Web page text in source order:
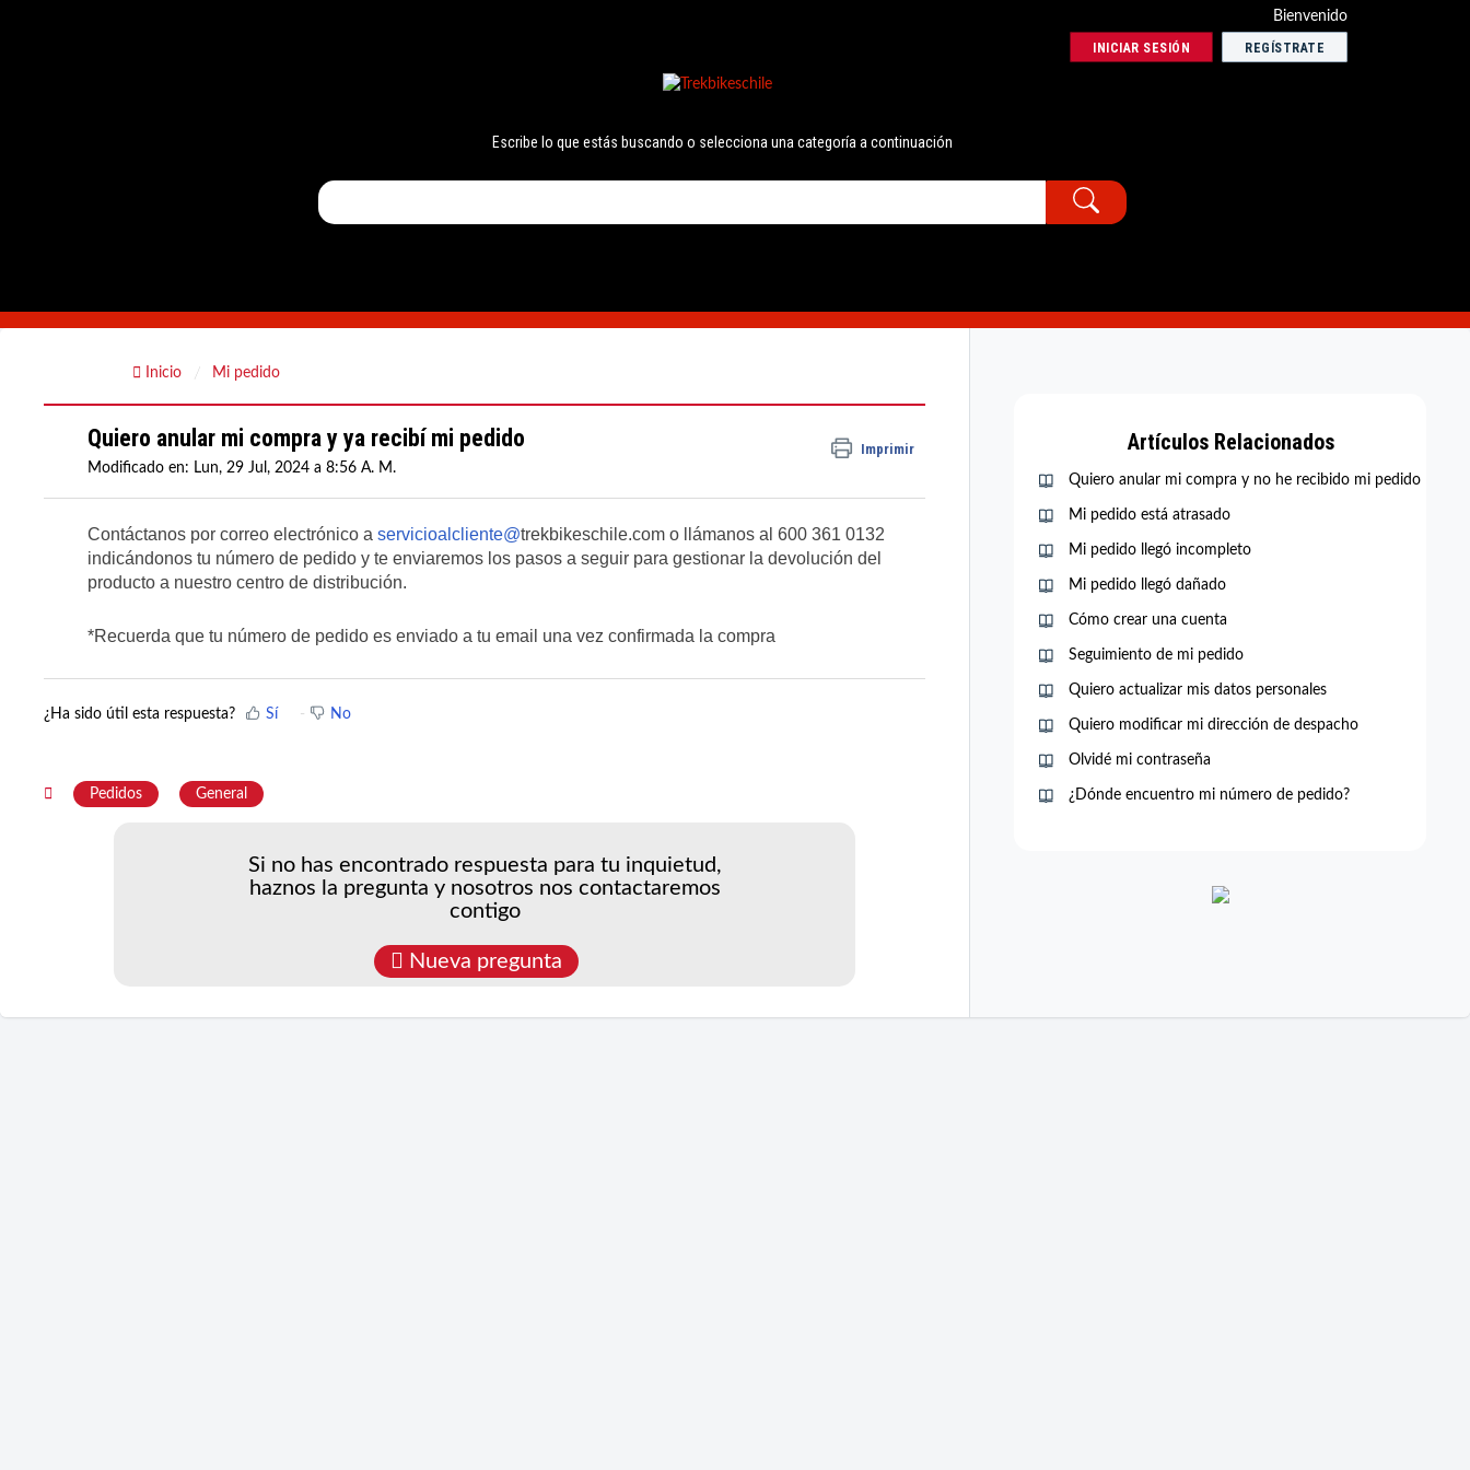
Bienvenido
INICIAR SESIÓN REGÍSTRATE
Escribe lo que estás buscando o selecciona una categoría a continuación
Inicio Mi pedido
Quiero anular mi compra y ya recibí mi pedido Imprimir
Modificado en: Lun, 29 Jul, 2024 a 8:56 A. M.
Contáctanos por correo electrónico aservicioalcliente@trekbikeschile.com o llámanos al 600 361 0132
indicándonos tu número de pedido y te enviaremos los pasos a seguir para gestionar la devolución del
producto a nuestro centro de distribución.
*Recuerda que tu número de pedido es enviado a tu email una vez confirmada la compra
¿Ha sido útil esta respuesta? Sí No
Pedidos General
Si no has encontrado respuesta para tu inquietud,
haznos la pregunta y nosotros nos contactaremos
contigo
Nueva pregunta
Artículos Relacionados
Quiero anular mi compra y no he recibido mi pedido
Mi pedido está atrasado
Mi pedido llegó incompleto
Mi pedido llegó dañado
Cómo crear una cuenta
Seguimiento de mi pedido
Quiero actualizar mis datos personales
Quiero modificar mi dirección de despacho
Olvidé mi contraseña
¿Dónde encuentro mi número de pedido?